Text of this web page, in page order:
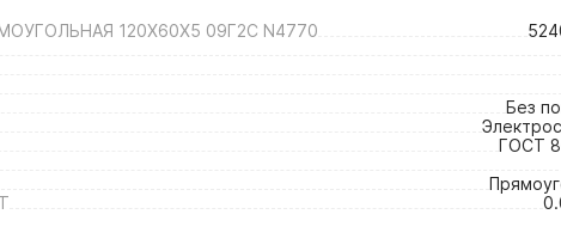
120Х60Х5 09Г2С N4770
Без
ГОСТ